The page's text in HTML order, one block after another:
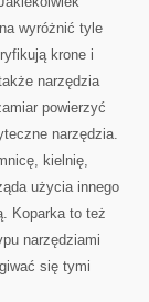
wyróżnić tyle
krone i
narzędzia
powierzyć
narzędzia.
kielnię,
użycia innego
Koparka to też
narzędziami
się tymi